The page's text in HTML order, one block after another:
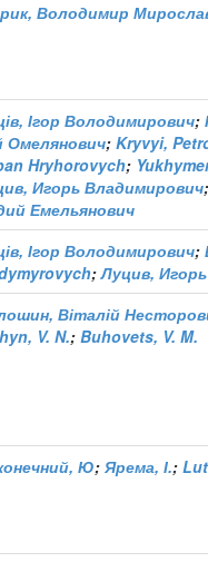
Володимир
Ігор Володимирович;
Омелянович; Kryvyi,
Hryhorovych;
Игорь Владимирович;
Емельянович
Ігор Володимирович;
;Луцив,
Віталій
V. N.; Buhovets, V. M.
Ю; Ярема, І.;